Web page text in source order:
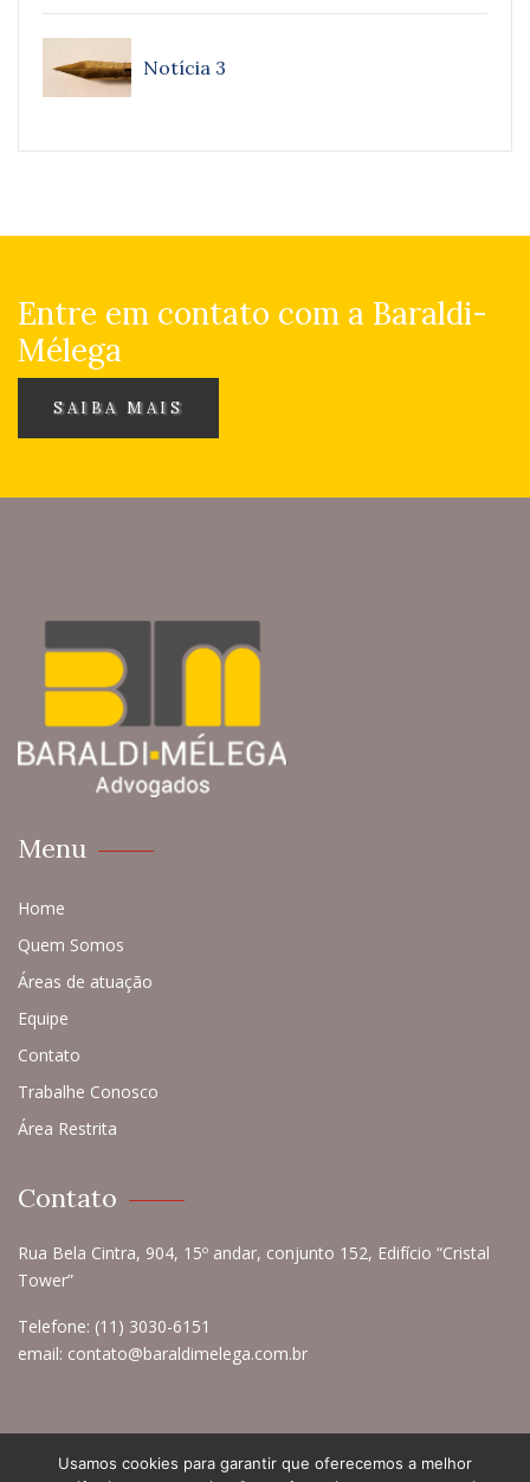
Notícia 3
Entre em contato com a Baraldi-
Mélega
SAIBA MAIS
Menu
Home
Quem Somos
Áreas de atuação
Equipe
Contato
Trabalhe Conosco
Área Restrita
Contato
Rua Bela Cintra, 904, 15º andar, conjunto 152, Edifício “Cristal
Tower”
Telefone: (11) 3030-6151
email: contato@baraldimelega.com.br
Usamos cookies para garantir que oferecemos a melhor